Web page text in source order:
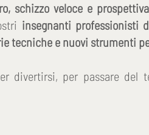
schizzo veloce e prospettiva
insegnanti professionisti
tecniche e nuovi strumenti
divertirsi, per passare del